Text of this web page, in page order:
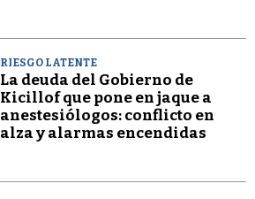
RIESGO LATENTE
La deuda del Gobierno de
Kicillof que pone en jaque a
anestesiólogos: conflicto en
alza y alarmas encendidas